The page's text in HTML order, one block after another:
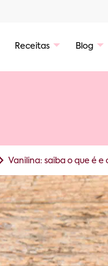
Receitas Blog
Vanilina: saiba o que é